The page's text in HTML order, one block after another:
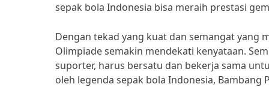
sepak bola Indonesia bisa meraih prestasi
Dengan tekad yang kuat dan semangat yang
Olimpiade semakin mendekati kenyataan.
suporter, harus bersatu dan bekerja sama
oleh legenda sepak bola Indonesia,